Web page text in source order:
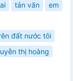
tản văn
em
đất nước tôi
thị hoàng